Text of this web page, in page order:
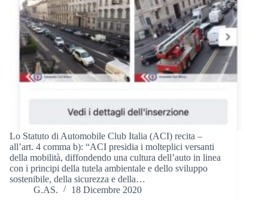
Lo Statuto di Automobile Club Italia (ACI) recita –
all’art. 4 comma b): “ACI presidia i molteplici versanti
della mobilità, diffondendo una cultura dell’auto in linea
con i principi della tutela ambientale e dello sviluppo
sostenibile, della sicurezza e della…
G.AS.
18 Dicembre 2020